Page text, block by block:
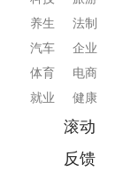
法制
企业
电商
健康
养生
汽车
体育
就业
滚动
反馈